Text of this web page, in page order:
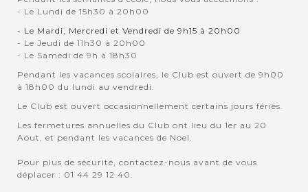
- Le Lundi de 15h30 à 20h00
- Le Mardi, Mercredi et Vendredi de 9h15 à 20h00
- Le Jeudi de 11h30 à 20h00
- Le Samedi de 9h à 18h30
Pendant les vacances scolaires, le Club est ouvert de 9h00
à 18h00 du lundi au vendredi.
Le Club est ouvert occasionnellement certains jours fériés.
Les fermetures annuelles du Club ont lieu du 1er au 20
Aout, et pendant les vacances de Noel.
Pour plus de sécurité, contactez-nous avant de vous
déplacer : 01 44 29 12 40.